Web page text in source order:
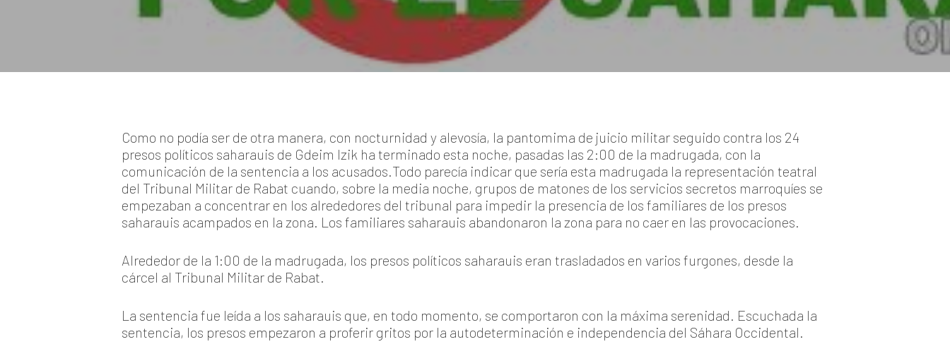
Como no podía ser de otra manera, con nocturnidad y alevosía, la pantomima de juicio militar seguido contra los 24
presos políticos saharauis de Gdeim Izik ha terminado esta noche, pasadas las 2:00 de la madrugada, con la
comunicación de la sentencia a los acusados.Todo parecía indicar que sería esta madrugada la representación teatral
del Tribunal Militar de Rabat cuando, sobre la media noche, grupos de matones de los servicios secretos marroquíes se
empezaban a concentrar en los alrededores del tribunal para impedir la presencia de los familiares de los presos
saharauis acampados en la zona. Los familiares saharauis abandonaron la zona para no caer en las provocaciones.
Alrededor de la 1:00 de la madrugada, los presos políticos saharauis eran trasladados en varios furgones, desde la
cárcel al Tribunal Militar de Rabat.
La sentencia fue leída a los saharauis que, en todo momento, se comportaron con la máxima serenidad. Escuchada la
sentencia, los presos empezaron a proferir gritos por la autodeterminación e independencia del Sáhara Occidental.